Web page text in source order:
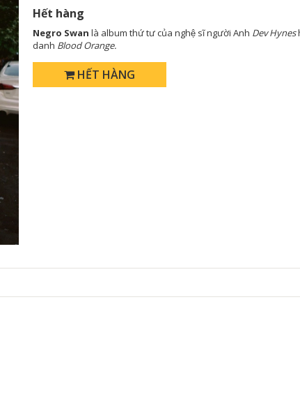
Hết hàng
Negro Swan là album thứ tư của nghệ sĩ người Anh Dev Hynes
danh Blood Orange.
HẾT HÀNG